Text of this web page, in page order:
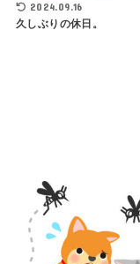
2024.09.16
久しぶりの休日。